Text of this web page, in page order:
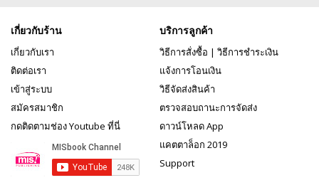
เกี่ยวกับร้าน
เกี่ยวกับเรา
ติดต่อเรา
เข้าสู่ระบบ
สมัครสมาชิก
กดติดตามช่อง Youtube ที่นี่
บริการลูกค้า
วิธีการสั่งซื้อ | วิธีการชำระเงิน
แจ้งการโอนเงิน
วิธีจัดส่งสินค้า
ตรวจสอบถานะการจัดส่ง
ดาวน์โหลด App
แคตตาล็อก 2019
Support